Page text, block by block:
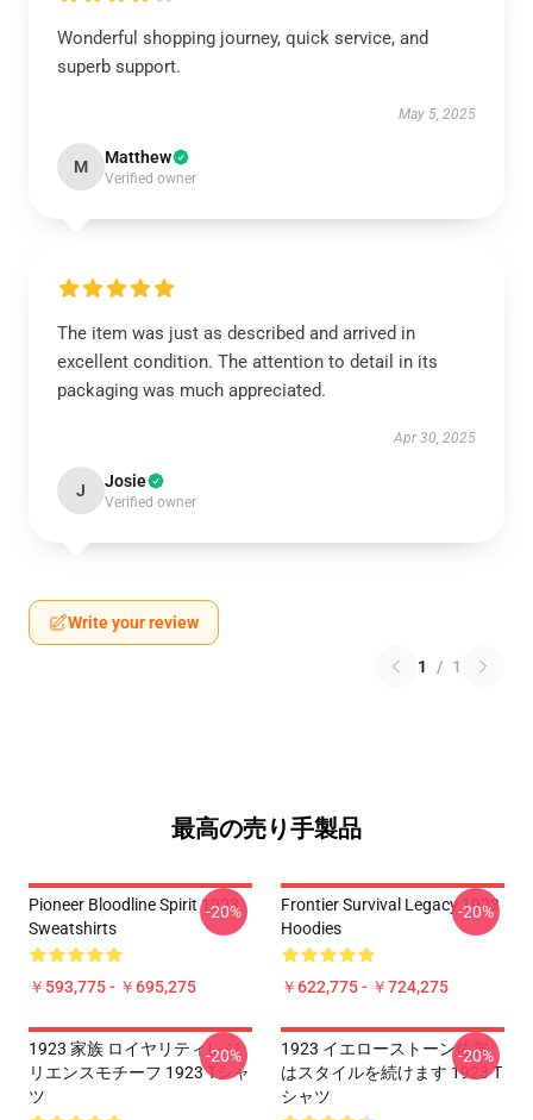
Wonderful shopping journey, quick service, and
superb support.
May 5, 2025
M Matthew
Verified owner
The item was just as described and arrived in
excellent condition. The attention to detail in its
packaging was much appreciated.
Apr 30, 2025
J Josie
Verified owner
Write your review
1 / 1
最高の売り手製品
Pioneer Bloodline Spirit 1923
Sweatshirts
￥593,775 - ￥695,275
-20%
Frontier Survival Legacy 1923
Hoodies
￥622,775 - ￥724,275
-20%
1923 家族 ロイヤリティレジ
リエンスモチーフ 1923 Tシャ
ツ
-20%
1923 イエローストーン佐賀
はスタイルを続けます 1923 T
シャツ
-20%